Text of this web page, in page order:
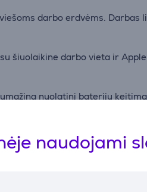
naudojami
darbo erdvėms. Darbas
šiuolaikine darbo vieta ir
nuolatinį baterijų
tiek biure, tiek keliaujant.